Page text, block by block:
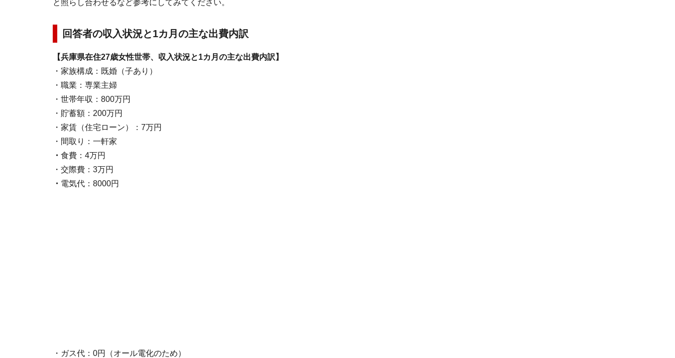
と照らし合わせるなど参考にしてみてください。
回答者の収入状況と1カ月の主な出費内訳
【兵庫県在住27歳女性世帯、収入状況と1カ月の主な出費内訳】
・家族構成：既婚（子あり）
・職業：専業主婦
・世帯年収：800万円
・貯蓄額：200万円
・家賃（住宅ローン）：7万円
・間取り：一軒家
・ 食費：4万円
・交際費：3万円
・ 電気代：8000円
・ガス代：0円（オール電化のため）